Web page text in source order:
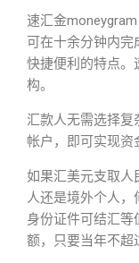
速汇金
可在十余分钟内完
快捷便利的特点。
构。
汇款人无需选择
帐户，即可实现资
如果汇美元支取人
人还是境外个人
身份证件可结汇
额，只要当年不超